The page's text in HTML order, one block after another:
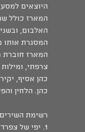
היוצאים
המארז כולל
האלבום,
המסגרת אותו
המארז חוברת
צרפתי,
כהן אסיף,
כהן. הלחין
רשימת
1. יפי של צפרדע - גל זיו